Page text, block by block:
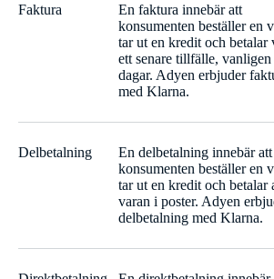
Faktura
En faktura innebär att
konsumenten beställer en
tar ut en kredit och betalar
ett senare tillfälle,
dagar. Adyen erbjuder
med Klarna.
Delbetalning
En delbetalning innebär att
konsumenten beställer en
tar ut en kredit och betalar
varan i poster. Adyen
delbetalning med Klarna.